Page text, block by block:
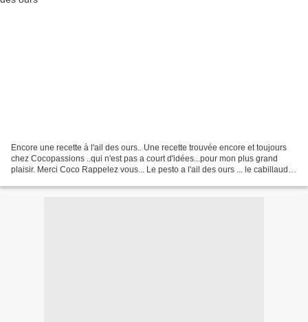
Encore une recette à l'ail des ours.. Une recette trouvée encore et toujours
chez Cocopassions ..qui n'est pas a court d'idées...pour mon plus grand
plaisir. Merci Coco Rappelez vous... Le pesto a l'ail des ours ... le cabillaud à